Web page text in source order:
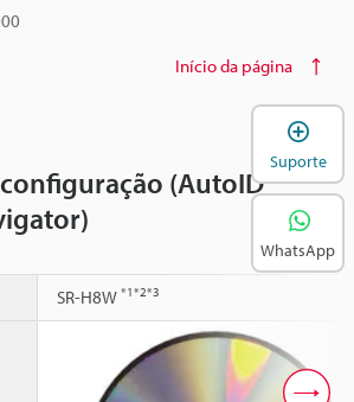
Início da página
(AutoID
SR-H8W *1*2*3
Suporte
WhatsApp